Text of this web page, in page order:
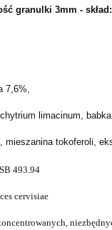
granulki 3mm - skład:
7,6%,
limacinum, babka
mieszanina tokoferoli,
493.94
cervisiae